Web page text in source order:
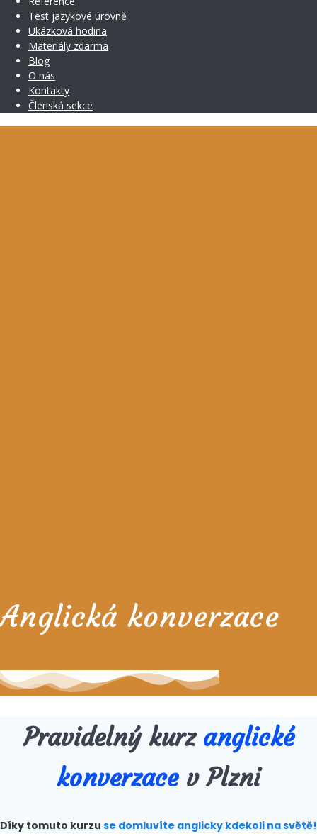
Test jazykové úrovně
Ukázková hodina
Materiály zdarma
Blog
O nás
Kontakty
Členská sekce
Anglická konverzace
Pravidelný kurz anglické
konverzacev Plzni
Díky tomuto kurzu se domluvíte anglicky kdekoli na světě!